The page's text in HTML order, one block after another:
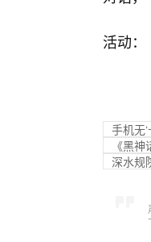
活动：
手机无
《黑
深水规